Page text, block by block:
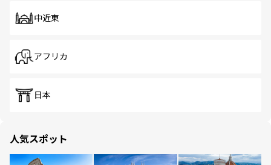
中近東
アフリカ
日本
人気スポット